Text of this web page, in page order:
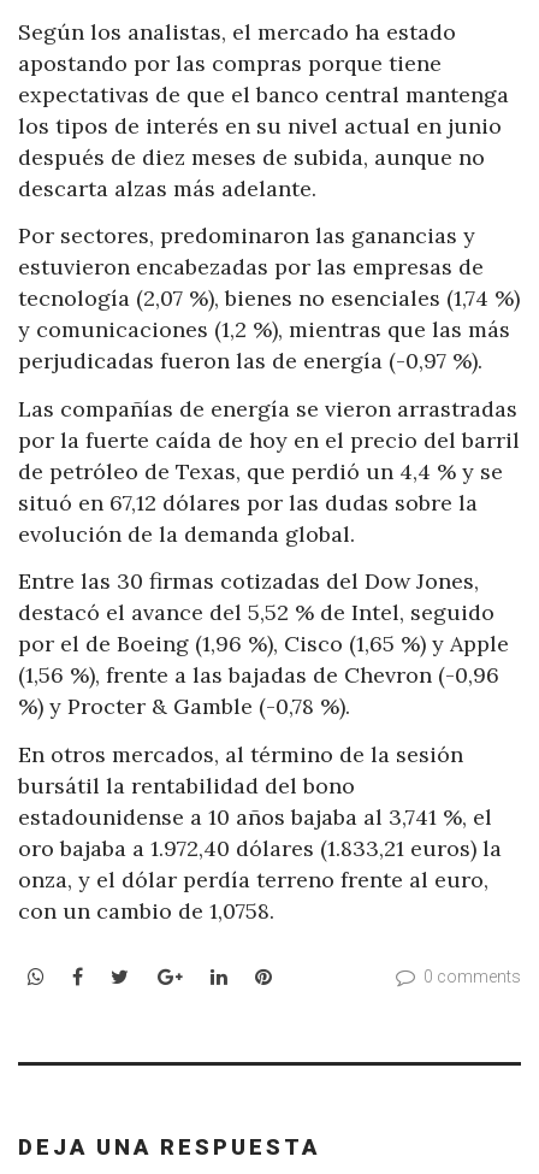
Según los analistas, el mercado ha estado
apostando por las compras porque tiene
expectativas de que el banco central mantenga
los tipos de interés en su nivel actual en junio
después de diez meses de subida, aunque no
descarta alzas más adelante.
Por sectores, predominaron las ganancias y
estuvieron encabezadas por las empresas de
tecnología (2,07 %), bienes no esenciales (1,74 %)
y comunicaciones (1,2 %), mientras que las más
perjudicadas fueron las de energía (-0,97 %).
Las compañías de energía se vieron arrastradas
por la fuerte caída de hoy en el precio del barril
de petróleo de Texas, que perdió un 4,4 % y se
situó en 67,12 dólares por las dudas sobre la
evolución de la demanda global.
Entre las 30 firmas cotizadas del Dow Jones,
destacó el avance del 5,52 % de Intel, seguido
por el de Boeing (1,96 %), Cisco (1,65 %) y Apple
(1,56 %), frente a las bajadas de Chevron (-0,96
%) y Procter & Gamble (-0,78 %).
En otros mercados, al término de la sesión
bursátil la rentabilidad del bono
estadounidense a 10 años bajaba al 3,741 %, el
oro bajaba a 1.972,40 dólares (1.833,21 euros) la
onza, y el dólar perdía terreno frente al euro,
con un cambio de 1,0758.
WhatsApp
Facebook
TwitterGoogle+LinkedInPinterest 0 comments
DEJA UNA RESPUESTA